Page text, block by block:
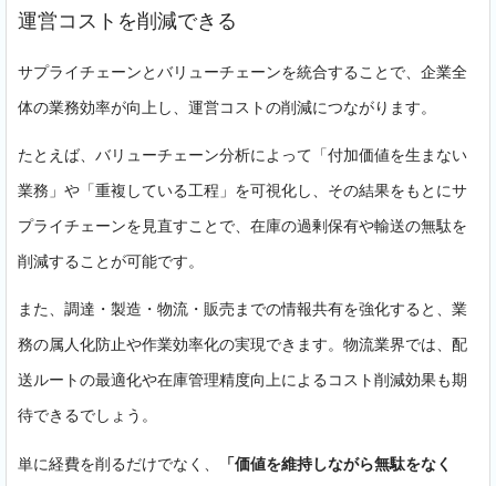
運営コストを削減できる
サプライチェーンとバリューチェーンを統合することで、企業全
体の業務効率が向上し、運営コストの削減につながります。
たとえば、バリューチェーン分析によって「付加価値を生まない
業務」や「重複している工程」を可視化し、その結果をもとにサ
プライチェーンを見直すことで、在庫の過剰保有や輸送の無駄を
削減することが可能です。
また、調達・製造・物流・販売までの情報共有を強化すると、業
務の属人化防止や作業効率化の実現できます。物流業界では、配
送ルートの最適化や在庫管理精度向上によるコスト削減効果も期
待できるでしょう。
単に経費を削るだけでなく、
「価値を維持しながら無駄をなく